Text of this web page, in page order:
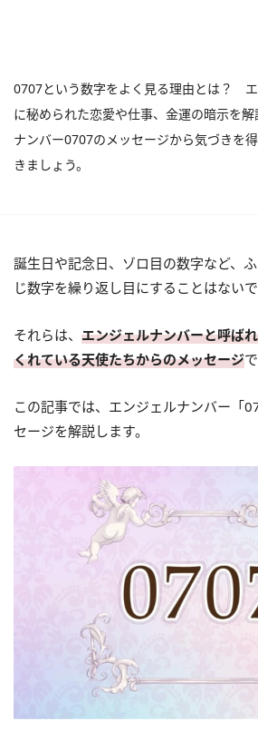
0707という数字をよく見る理由とは？
に秘められた恋愛や仕事、金運の暗示を
ナンバー0707のメッセージから気づきを
きましょう。
誕生日や記念日、ゾロ目の数字など、
じ数字を繰り返し目にすることはない
それらは、 エンジェルナンバーと呼ば
くれている天使たちからのメッセージ
この記事では、エンジェルナンバー「
セージを解説します。